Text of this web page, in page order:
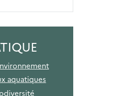
aquatiques